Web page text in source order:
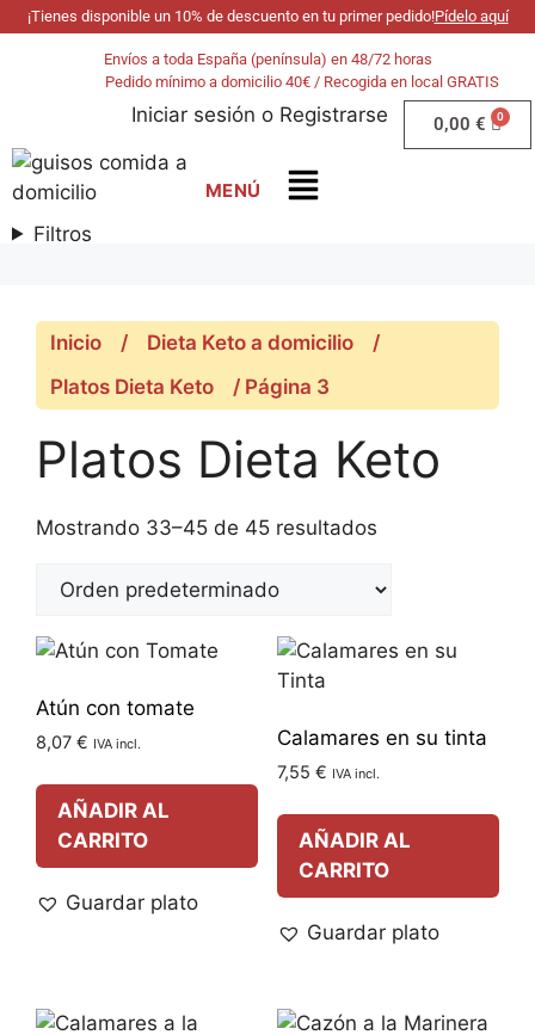
¡Tienes disponible un 10% de descuento en tu primer pedido!Pídelo aquí
Envíos a toda España (península) en 48/72 horas
Pedido mínimo a domicilio 40€ / Recogida en local GRATIS
Iniciar sesión o Registrarse 0,00 €
Filtros
Inicio / Dieta Keto a domicilio
/
Platos Dieta Keto
/ Página 3
Platos Dieta Keto
Mostrando 33–45 de 45 resultados
Atún con tomate
8,07 € IVA incl.
AÑADIR AL
CARRITO
Guardar plato
Calamares en su tinta
7,55 € IVA incl.
AÑADIR AL
CARRITO
Guardar plato